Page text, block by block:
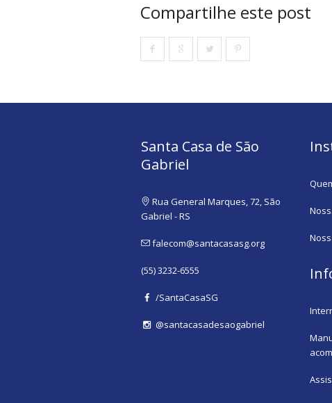
Compartilhe este post
Santa Casa de São
Gabriel
Rua General Marques, 72, São
Gabriel - RS
falecom@santacasasg.org
(55) 3232-6555
/SantaCasaSG
@santacasadesaogabriel